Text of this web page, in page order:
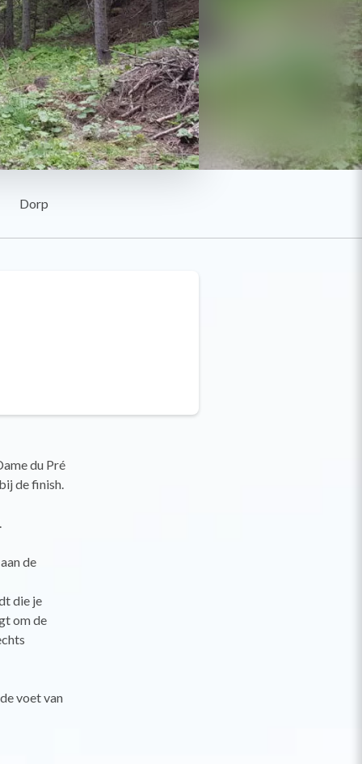
Dorp
du Pré
de finish.
de
die je
om de
voet van